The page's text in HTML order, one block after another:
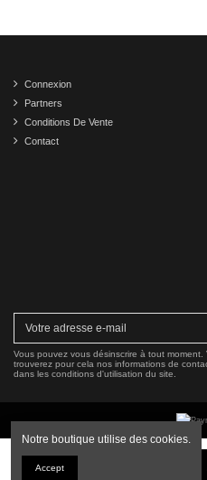
Connexion
Partners
Conditions De Vente
Contact
Vous pouvez vous désinscrire à tout moment.
trouverez pour cela nos informations de
dans les conditions d'utilisation du site.
Copyright © 2016-2026 VWB
La société VWB Trading n'est pas affiliée à
Notre boutique utilise des cookies.
Accept